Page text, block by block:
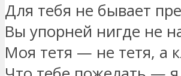
Для тебя не бывает
Вы упорней нигде не
Моя тетя — не тетя, а